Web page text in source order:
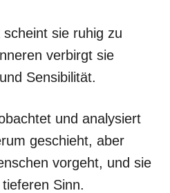
sie ruhig zu
verbirgt sie
Sensibilität.
und analysiert
geschieht, aber
vorgeht, und sie
Sinn.